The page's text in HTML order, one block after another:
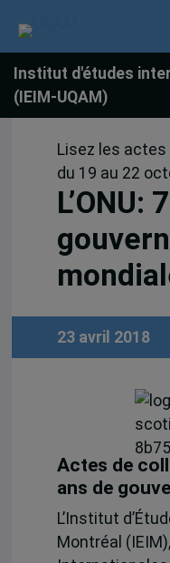
Institut d'études
(IEIM-UQAM)
Lisez les actes
du 19 au 22
L’ONU:
23 avril 2018
Actes de
ans de
L’Institut
Montréal